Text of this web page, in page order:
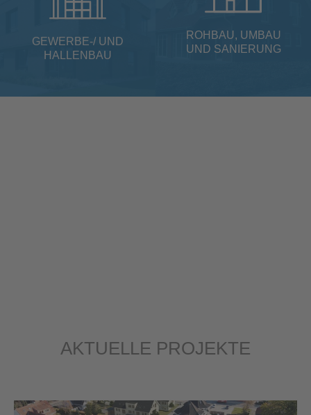
GEWERBE-/ UND
HALLENBAU
ROHBAU, UMBAU
UND SANIERUNG
AKTUELLE PROJEKTE